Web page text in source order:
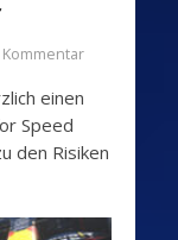
einen
Speed
den Risiken